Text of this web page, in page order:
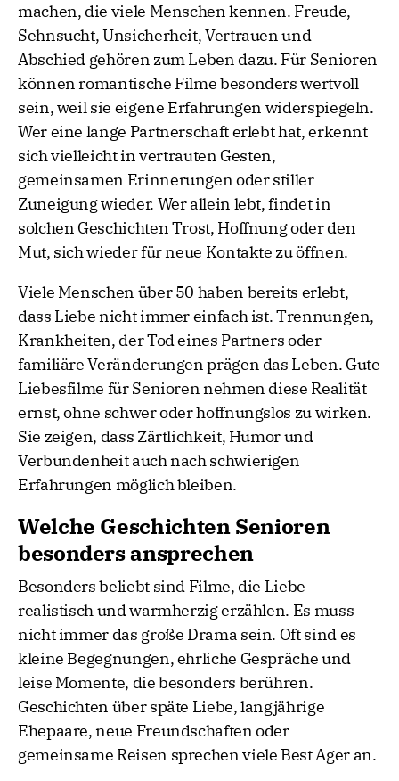
machen, die viele Menschen kennen. Freude,
Sehnsucht, Unsicherheit, Vertrauen und
Abschied gehören zum Leben dazu. Für Senioren
können romantische Filme besonders wertvoll
sein, weil sie eigene Erfahrungen widerspiegeln.
Wer eine lange Partnerschaft erlebt hat, erkennt
sich vielleicht in vertrauten Gesten,
gemeinsamen Erinnerungen oder stiller
Zuneigung wieder. Wer allein lebt, findet in
solchen Geschichten Trost, Hoffnung oder den
Mut, sich wieder für neue Kontakte zu öffnen.
Viele Menschen über 50 haben bereits erlebt,
dass Liebe nicht immer einfach ist. Trennungen,
Krankheiten, der Tod eines Partners oder
familiäre Veränderungen prägen das Leben. Gute
Liebesfilme für Senioren nehmen diese Realität
ernst, ohne schwer oder hoffnungslos zu wirken.
Sie zeigen, dass Zärtlichkeit, Humor und
Verbundenheit auch nach schwierigen
Erfahrungen möglich bleiben.
Welche Geschichten Senioren
besonders ansprechen
Besonders beliebt sind Filme, die Liebe
realistisch und warmherzig erzählen. Es muss
nicht immer das große Drama sein. Oft sind es
kleine Begegnungen, ehrliche Gespräche und
leise Momente, die besonders berühren.
Geschichten über späte Liebe, langjährige
Ehepaare, neue Freundschaften oder
gemeinsame Reisen sprechen viele Best Ager an.